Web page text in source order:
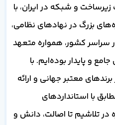
و شبکه در ایران، با
بزرگ در نهادهای نظامی،
سراسر کشور، همواره متعهد
جامع و پایدار بوده‌ایم. با
معتبر جهانی و ارائه
با استانداردهای
در تلاشیم تا اصالت، دانش و